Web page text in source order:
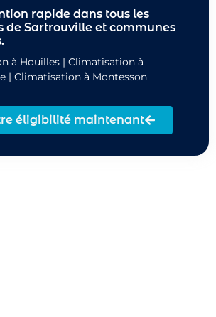
rapide dans tous les
de Sartrouville et communes
à Houilles | Climatisation à
| Climatisation à Montesson
éligibilité maintenant